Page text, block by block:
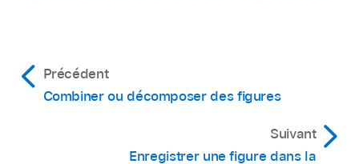
Précédent
Combiner ou décomposer des figures
Suivant
Enregistrer une figure dans la